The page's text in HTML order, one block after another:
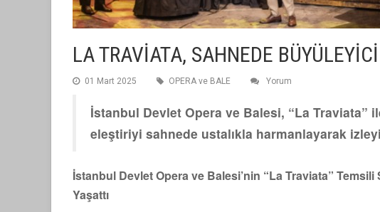
LA TRAVİATA, SAHNEDE
01 Mart 2025 OPERA ve BALE Yorum
İstanbul Devlet Opera ve Balesi, “La Traviata”
eleştiriyi sahnede ustalıkla harmanlayarak
İstanbul Devlet Opera ve Balesi’nin “La Traviata”
Yaşattı